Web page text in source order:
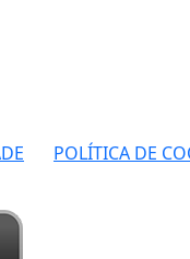
POLÍTICA DE